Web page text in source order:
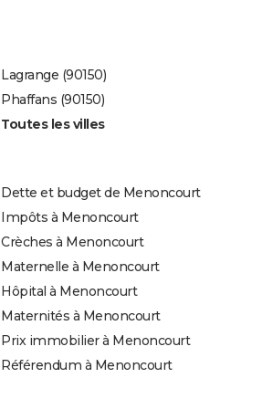
Lagrange (90150)
Phaffans (90150)
Toutes les villes
Dette et budget de Menoncourt
Impôts à Menoncourt
Crèches à Menoncourt
Maternelle à Menoncourt
Hôpital à Menoncourt
Maternités à Menoncourt
Prix immobilier à Menoncourt
Référendum à Menoncourt